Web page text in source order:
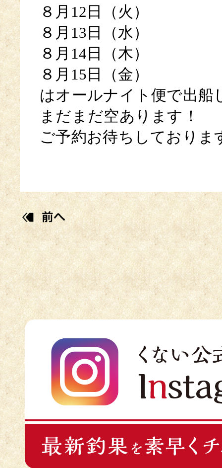
８月12日（火）
８月13日（水）
８月14日（木）
８月15日（金）
はオールナイト便で出船
まだまだ空あります！
ご予約お待ちしておりま